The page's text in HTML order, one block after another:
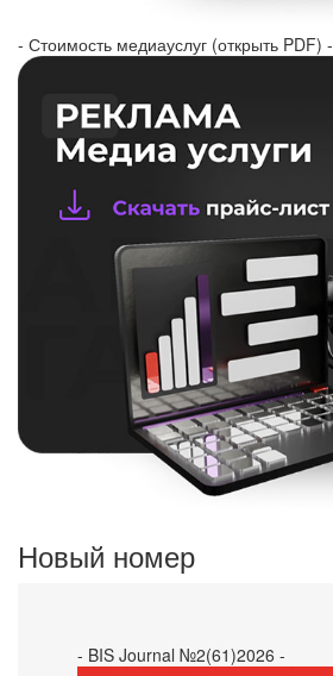
- Стоимость медиауслуг (открыть PDF) -
Новый номер
- BIS Journal №2(61)2026 -